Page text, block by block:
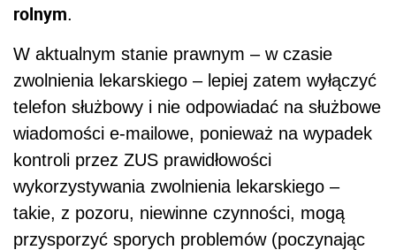
rolnym.
W aktualnym stanie prawnym – w czasie
zwolnienia lekarskiego – lepiej zatem wyłączyć
telefon służbowy i nie odpowiadać na służbowe
wiadomości e-mailowe, ponieważ na wypadek
kontroli przez ZUS prawidłowości
wykorzystywania zwolnienia lekarskiego –
takie, z pozoru, niewinne czynności, mogą
przysporzyć sporych problemów (poczynając